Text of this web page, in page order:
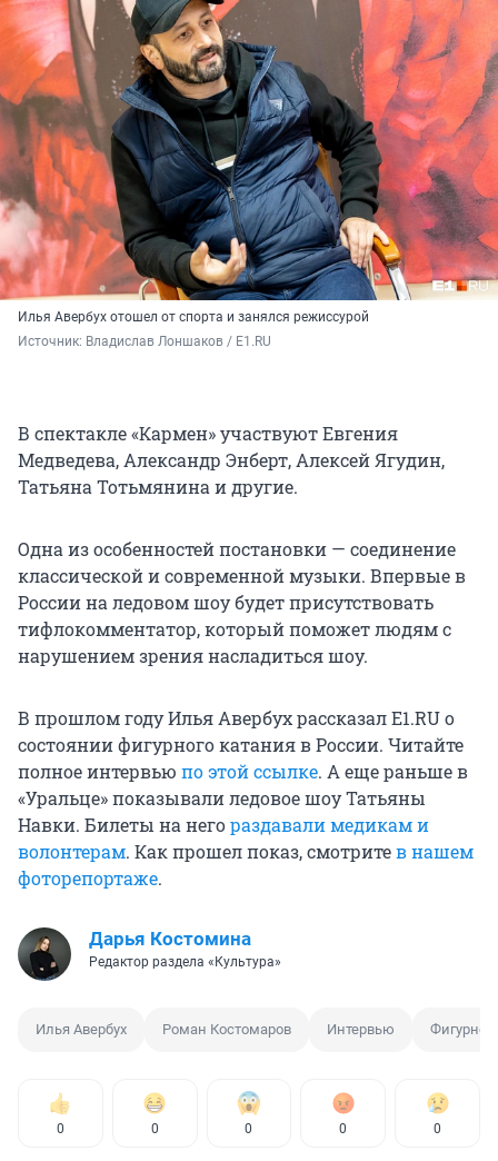
Илья Авербух отошел от спорта и занялся режиссурой
Источник: Владислав Лоншаков / E1.RU
В спектакле «Кармен» участвуют Евгения
Медведева, Александр Энберт, Алексей Ягудин,
Татьяна Тотьмянина и другие.
Одна из особенностей постановки — соединение
классической и современной музыки. Впервые в
России на ледовом шоу будет присутствовать
тифлокомментатор, который поможет людям с
нарушением зрения насладиться шоу.
В прошлом году Илья Авербух рассказал E1.RU о
состоянии фигурного катания в России. Читайте
полное интервью по этой ссылке. А еще раньше в
«Уральце» показывали ледовое шоу Татьяны
Навки. Билеты на негораздавали медикам и
волонтерам. Как прошел показ, смотритев нашем
фоторепортаже.
Дарья Костомина
Редактор раздела «Культура»
Илья Авербух Роман Костомаров Интервью Фигурное
0 0 0 0 0